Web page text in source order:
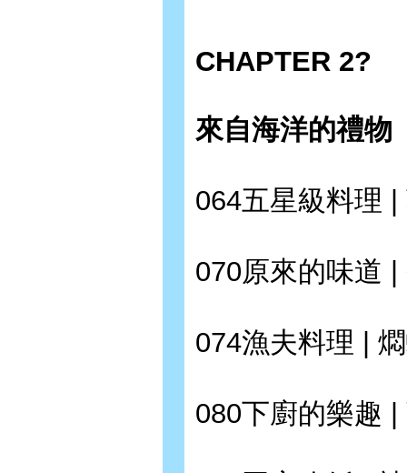
CHAPTER 2?
來自海洋的禮物
064五星級料理 |
070原來的味道
074漁夫料理 |
080下廚的樂趣